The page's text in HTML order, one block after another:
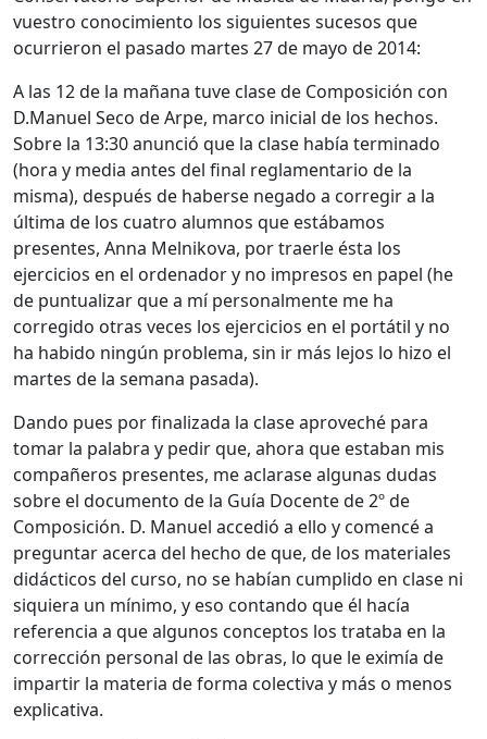
vuestro conocimiento los siguientes sucesos que
ocurrieron el pasado martes 27 de mayo de 2014:
A las 12 de la mañana tuve clase de Composición con
D.Manuel Seco de Arpe, marco inicial de los hechos.
Sobre la 13:30 anunció que la clase había terminado
(hora y media antes del final reglamentario de la
misma), después de haberse negado a corregir a la
última de los cuatro alumnos que estábamos
presentes, Anna Melnikova, por traerle ésta los
ejercicios en el ordenador y no impresos en papel (he
de puntualizar que a mí personalmente me ha
corregido otras veces los ejercicios en el portátil y no
ha habido ningún problema, sin ir más lejos lo hizo el
martes de la semana pasada).
Dando pues por finalizada la clase aproveché para
tomar la palabra y pedir que, ahora que estaban mis
compañeros presentes, me aclarase algunas dudas
sobre el documento de la Guía Docente de 2º de
Composición. D. Manuel accedió a ello y comencé a
preguntar acerca del hecho de que, de los materiales
didácticos del curso, no se habían cumplido en clase ni
siquiera un mínimo, y eso contando que él hacía
referencia a que algunos conceptos los trataba en la
corrección personal de las obras, lo que le eximía de
impartir la materia de forma colectiva y más o menos
explicativa.